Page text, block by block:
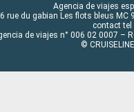
Agencia de viajes
rue du gabian Les flots bleus MC
contact tel
de viajes n° 006 02 0007 –
©